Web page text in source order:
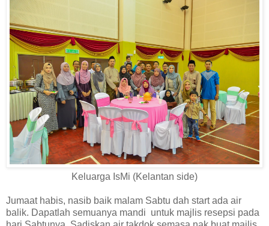
Keluarga IsMi (Kelantan side)
Jumaat habis, nasib baik malam Sabtu dah start ada air
balik. Dapatlah semuanya mandi untuk majlis resepsi pada